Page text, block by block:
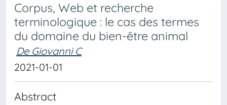
Corpus, Web et recherche
terminologique : le cas des termes
du domaine du bien-être animal
De Giovanni C
2021-01-01
Abstract